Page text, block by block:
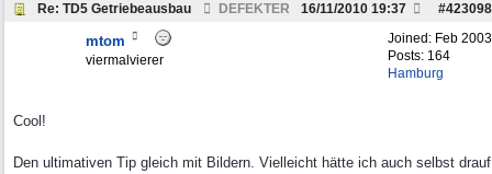
Re: TD5 Getriebeausbau DEFEKTER #423098
16/11/2010 19:37
Joined: Feb 2003
Posts: 164
Hamburg
mtom
viermalvierer
Cool!
Den ultimativen Tip gleich mit Bildern. Vielleicht hätte ich auch selbst drauf